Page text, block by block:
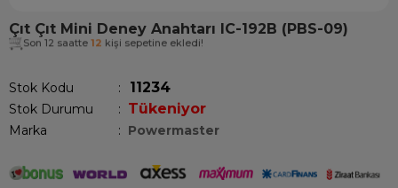
Çıt Çıt Mini Deney Anahtarı IC-192B (PBS-09)
Son 12 saatte 12 kişi sepetine ekledi!
Stok Kodu 11234
Stok Durumu : Tükeniyor
Marka : Powermaster